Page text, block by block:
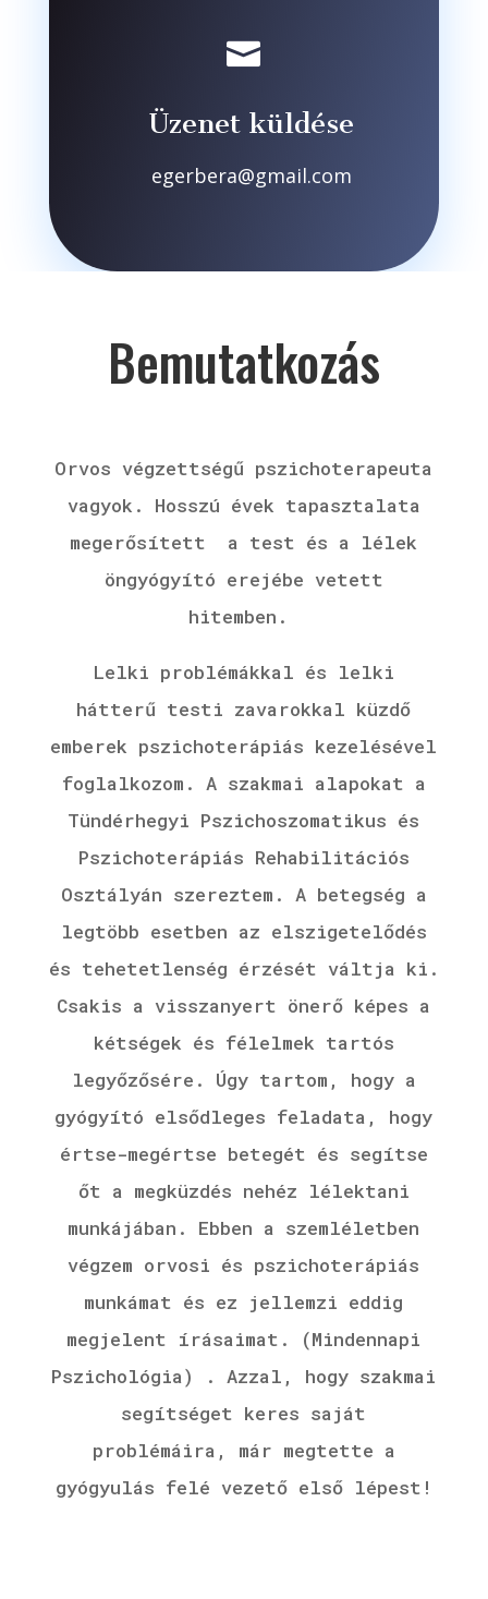

Üzenet küldése
egerbera@gmail.com
Bemutatkozás
Orvos végzettségű pszichoterapeuta
vagyok. Hosszú évek tapasztalata
megerősített a test és a lélek
öngyógyító erejébe vetett
hitemben.
Lelki problémákkal és lelki
hátterű testi zavarokkal küzdő
emberek pszichoterápiás kezelésével
foglalkozom. A szakmai alapokat a
Tündérhegyi Pszichoszomatikus és
Pszichoterápiás Rehabilitációs
Osztályán szereztem. A betegség a
legtöbb esetben az elszigetelődés
és tehetetlenség érzését váltja ki.
Csakis a visszanyert önerő képes a
kétségek és félelmek tartós
legyőzősére. Úgy tartom, hogy a
gyógyító elsődleges feladata, hogy
értse-megértse betegét és segítse
őt a megküzdés nehéz lélektani
munkájában. Ebben a szemléletben
végzem orvosi és pszichoterápiás
munkámat és ez jellemzi eddig
megjelent írásaimat. (Mindennapi
Pszichológia) . Azzal, hogy szakmai
segítséget keres saját
problémáira, már megtette a
gyógyulás felé vezető első lépest!